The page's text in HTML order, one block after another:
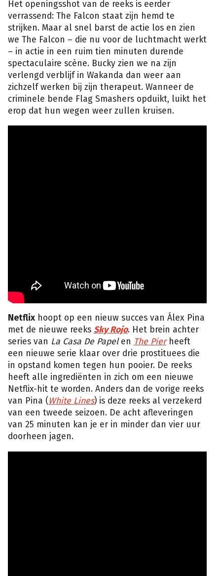
Het openingsshot van de reeks is eerder
verrassend: The Falcon staat zijn hemd te
strijken. Maar al snel barst de actie los en zien
we The Falcon – die nu voor de luchtmacht werkt
– in actie in een ruim tien minuten durende
spectaculaire scène. Bucky zien we na zijn
verlengd verblijf in Wakanda dan weer aan
zichzelf werken bij zijn therapeut. Wanneer de
criminele bende Flag Smashers opduikt, luikt het
erop dat hun wegen weer zullen kruisen.
Netflix hoopt op een nieuw succes van Álex Pina
met de nieuwe reeks Sky Rojo. Het brein achter
series van La Casa De Papelen The Pierheeft
een nieuwe serie klaar over drie prostituees die
in opstand komen tegen hun pooier. De reeks
heeft alle ingrediënten in zich om een nieuwe
Netflix-hit te worden. Anders dan de vorige reeks
van Pina ( White Lines) is deze reeks al verzekerd
van een tweede seizoen. De acht afleveringen
van 25 minuten kan je er in minder dan vier uur
doorheen jagen.